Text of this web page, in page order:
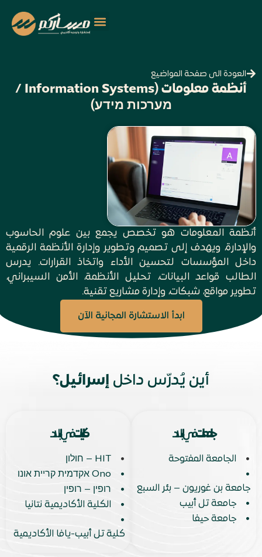
العودة الى صفحة المواضيع
أنظمة معلومات (Information Systems /
מערכות מידע)
أنظمة المعلومات هو تخصص يجمع بين علوم الحاسوب
والإدارة، ويهدف إلى تصميم وتطوير وإدارة الأنظمة الرقمية
داخل المؤسسات لتحسين الأداء واتخاذ القرارات. يدرس
الطالب قواعد البيانات، تحليل الأنظمة، الأمن السيبراني،
تطوير مواقع، شبكات، وإدارة مشاريع تقنية.
ابدأ الاستشارة المجانية الآن
أين يُدرّس داخل إسرائيل؟
كلياتفي البلاد
•
HIT – חולון
•
Ono אקדמית קריית אונו
•
רופין – רופין
•
الكلية الأكاديمية نتانيا
•
كلية تل أبيب-يافا الأكاديمية
جامعاتفي البلاد
•
الجامعة المفتوحة
•
جامعة بن غوريون – بئر السبع
•
جامعة تل أبيب
•
جامعة حيفا